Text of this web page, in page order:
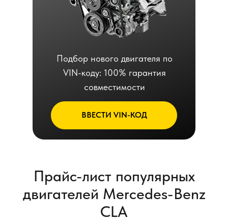
ВВЕСТИ VIN-КОД
Подбор нового двигателя по
VIN-коду: 100% гарантия
совместимости
Прайс-лист популярных
двигателей Mercedes-Benz
CLA